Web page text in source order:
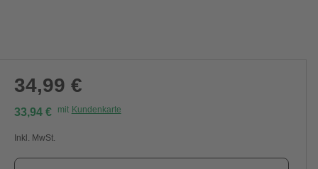
34,99 €
33,94 € mit Kundenkarte
Inkl. MwSt.